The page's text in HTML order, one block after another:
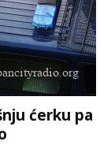
ćerku pa